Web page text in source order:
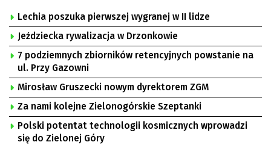
Lechia poszuka pierwszej wygranej w II lidze
Jeździecka rywalizacja w Drzonkowie
7 podziemnych zbiorników retencyjnych powstanie na
ul. Przy Gazowni
Mirosław Gruszecki nowym dyrektorem ZGM
Za nami kolejne Zielonogórskie Szeptanki
Polski potentat technologii kosmicznych wprowadzi
się do Zielonej Góry